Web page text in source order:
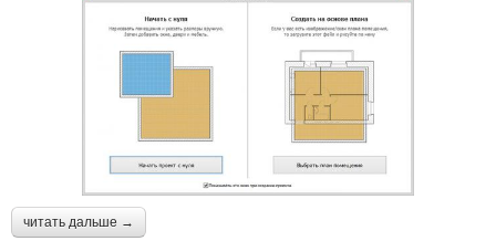
читать дальше →